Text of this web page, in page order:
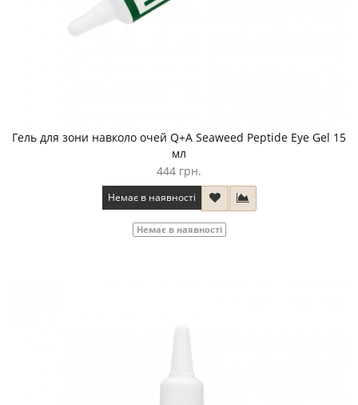
Гель для зони навколо очей Q+A Seaweed Peptide Eye Gel 15
мл
444 грн.
Немає в наявності
Немає в наявності